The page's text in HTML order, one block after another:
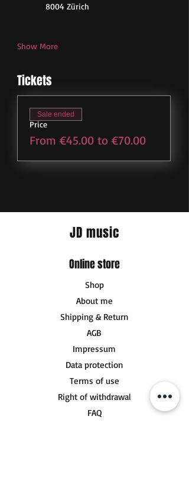
8004 Zürich
Show More
Tickets
Price
From €45.00 to €70.00
Sale ended
JD music
Online store
Shop
About me
Shipping & Return
AGB
Impressum
Data protection
Terms of use
Right of withdrawal
FAQ